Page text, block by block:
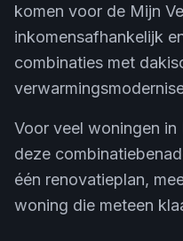
komen voor de Mijn
inkomensafhankelijk
combinaties met
Voor veel woningen
deze
één renovatieplan,
woning die meteen